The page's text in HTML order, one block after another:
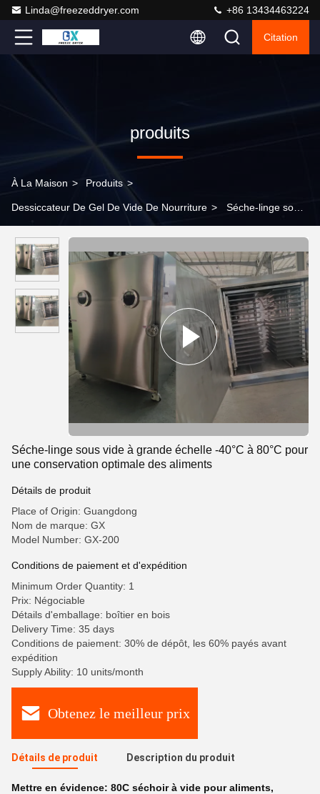
Linda@freezeddryer.com +86 13434463224
Citation
produits
À La Maison > Produits >
Dessiccateur De Gel De Vide De Nourriture > Séche-linge sous
optimale des aliments
Séche-linge sous vide à grande échelle -40°C à 80°C pour
une conservation optimale des aliments
Détails de produit
Place of Origin: Guangdong
Nom de marque: GX
Model Number: GX-200
Conditions de paiement et d'expédition
Minimum Order Quantity: 1
Prix: Négociable
Détails d'emballage: boîtier en bois
Delivery Time: 35 days
Conditions de paiement: 30% de dépôt, les 60% payés avant
expédition
Supply Ability: 10 units/month
Obtenez le meilleur prix
Détails de produit Description du produit
Mettre en évidence: 80C séchoir à vide pour aliments,